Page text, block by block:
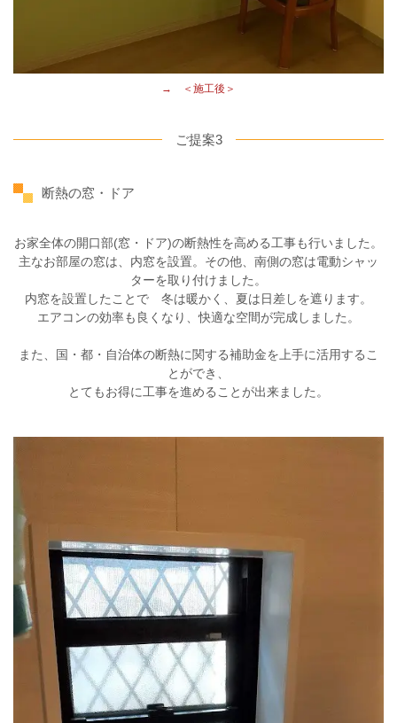
→ ＜施工後＞
ご提案3
断熱の窓・ドア
お家全体の開口部(窓・ドア)の断熱性を高める工事も行いました。
主なお部屋の窓は、内窓を設置。その他、南側の窓は電動シャッ
ターを取り付けました。
内窓を設置したことで 冬は暖かく、夏は日差しを遮ります。
エアコンの効率も良くなり、快適な空間が完成しました。
また、国・都・自治体の断熱に関する補助金を上手に活用するこ
とができ、
とてもお得に工事を進めることが出来ました。